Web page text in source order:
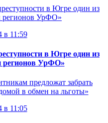
в 11:59
в Югре один из
регионов УрФО»
в 11:05